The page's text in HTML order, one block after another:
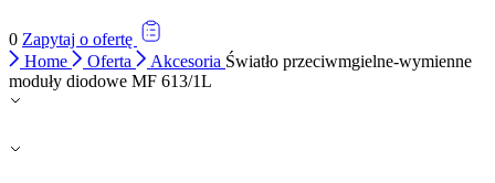
0 Zapytaj o ofertę
Home
Oferta Akcesoria Światło przeciwmgielne-wymienne
moduły diodowe MF 613/1L